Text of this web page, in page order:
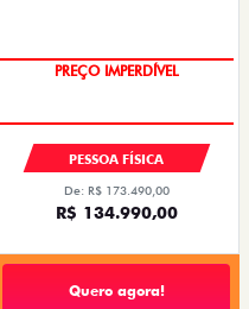
PREÇO IMPERDÍVEL
PESSOA FÍSICA
De: R$ 173.490,00
R$ 134.990,00
Quero agora!